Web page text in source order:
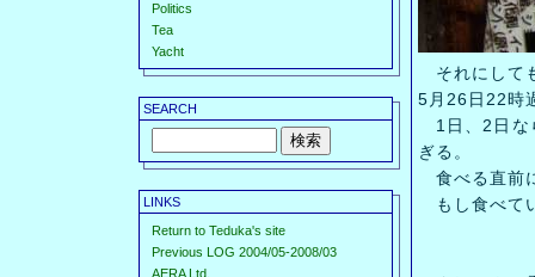
Politics
Tea
Yacht
SEARCH
LINKS
Return to Teduka's site
Previous LOG 2004/05-2008/03
AERA Ltd.
それにして
5月26日22時
1日、2日な
ぎる。
食べる直前
もし食べて